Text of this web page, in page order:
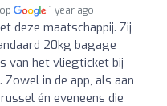
1 year ago
deze maatschappij. Zij
20kg bagage
van het vliegticket bij
in de app, als aan
én eveneens die